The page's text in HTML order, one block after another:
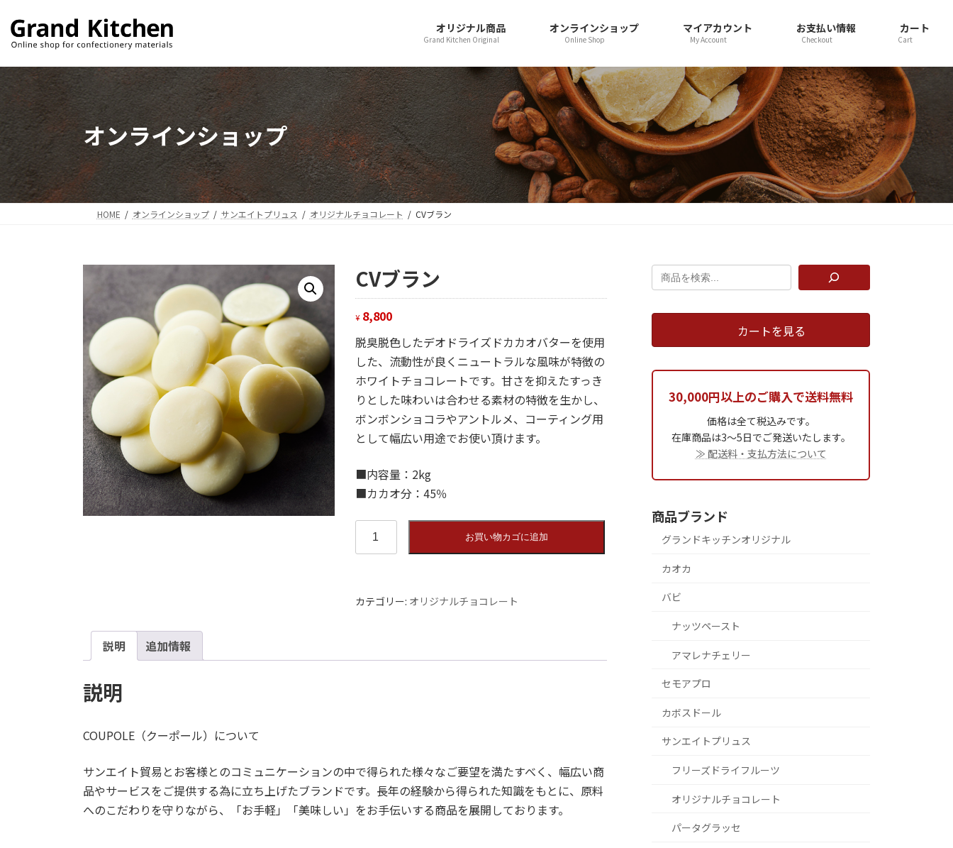
キ
ッ
プ
に
移
動
オリジナル商品
Grand Kitchen Original
オンラインショップ
Online Shop
マイアカウント
My Account
お支払い情報
Checkout
カート
Cart
オンラインショップ
HOME オンラインショップ サンエイトプリュス オリジナルチョコレート CVブラン
CVブラン
¥ 8,800
脱臭脱色したデオドライズドカカオバターを使用
した、流動性が良くニュートラルな風味が特徴の
ホワイトチョコレートです。甘さを抑えたすっき
りとした味わいは合わせる素材の特徴を生かし、
ボンボンショコラやアントルメ、コーティング用
として幅広い用途でお使い頂けます。
■内容量：2kg
■カカオ分：45％
個
お買い物カゴに追加
カテゴリー: オリジナルチョコレート
説明 追加情報
説明
COUPOLE（クーポール）について
サンエイト貿易とお客様とのコミュニケーションの中で得られた様々なご要望を満たすべく、幅広い商
品やサービスをご提供する為に立ち上げたブランドです。長年の経験から得られた知識をもとに、原料
へのこだわりを守りながら、「お手軽」「美味しい」をお手伝いする商品を展開しております。
カートを見る
30,000円以上のご購入で送料無料
価格は全て税込みです。
在庫商品は3～5日でご発送いたします。
≫ 配送料・支払方法について
商品ブランド
グランドキッチンオリジナル
カオカ
バビ
ナッツペースト
アマレナチェリー
セモアプロ
カボスドール
サンエイトプリュス
フリーズドライフルーツ
オリジナルチョコレート
パータグラッセ